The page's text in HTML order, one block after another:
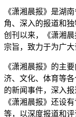
《潇湘晨报》是湖
角、深入的报道和
创刊以来，《潇湘
宗旨，致力于为广
《潇湘晨报》的主
济、文化、体育等
的新闻事件，深入
《潇湘晨报》还设
等，以深度报道和